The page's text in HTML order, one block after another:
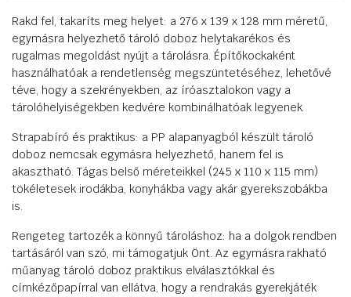
Rakd fel, takaríts meg helyet: a 276 x 139 x 128 mm méretű,
egymásra helyezhető tároló doboz helytakarékos és
rugalmas megoldást nyújt a tárolásra. Építőkockaként
használhatóak a rendetlenség megszüntetéséhez, lehetővé
téve, hogy a szekrényekben, az íróasztalokon vagy a
tárolóhelyiségekben kedvére kombinálhatóak legyenek.
Strapabíró és praktikus: a PP alapanyagból készült tároló
doboz nemcsak egymásra helyezhető, hanem fel is
akasztható. Tágas belső méreteikkel (245 x 110 x 115 mm)
tökéletesek irodákba, konyhákba vagy akár gyerekszobákba
is.
Rengeteg tartozék a könnyű tároláshoz: ha a dolgok rendben
tartásáról van szó, mi támogatjuk Önt. Az egymásra rakható
műanyag tároló doboz praktikus elválasztókkal és
címkézőpapírral van ellátva, hogy a rendrakás gyerekjáték